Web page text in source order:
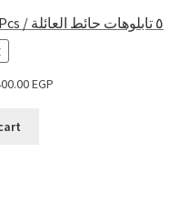
Family Wall Tableaux Set of 5 Pcs / ٥ تابلوهات حائط العائلة
PRODUCT
SALE EGP